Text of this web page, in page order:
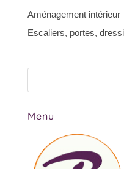
Aménagement intérieur
Escaliers, portes,
Menu